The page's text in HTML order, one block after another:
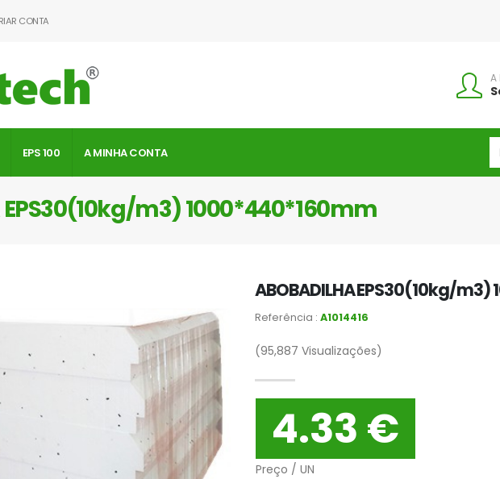
CONTA
A
EPS 100 A MINHA CONTA
EPS30(10kg/m3) 1000*440*160mm
ABOBADILHA EPS30(10kg/
Referência : A1014416
(95,887 Visualizações)
4.33 €
Preço / UN